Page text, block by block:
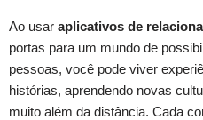
Ao usar aplicativos de
portas para um mundo de
pessoas, você pode viver
histórias, aprendendo novas
muito além da distância. Cada